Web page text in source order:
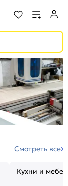
Смотреть все
Кухни и